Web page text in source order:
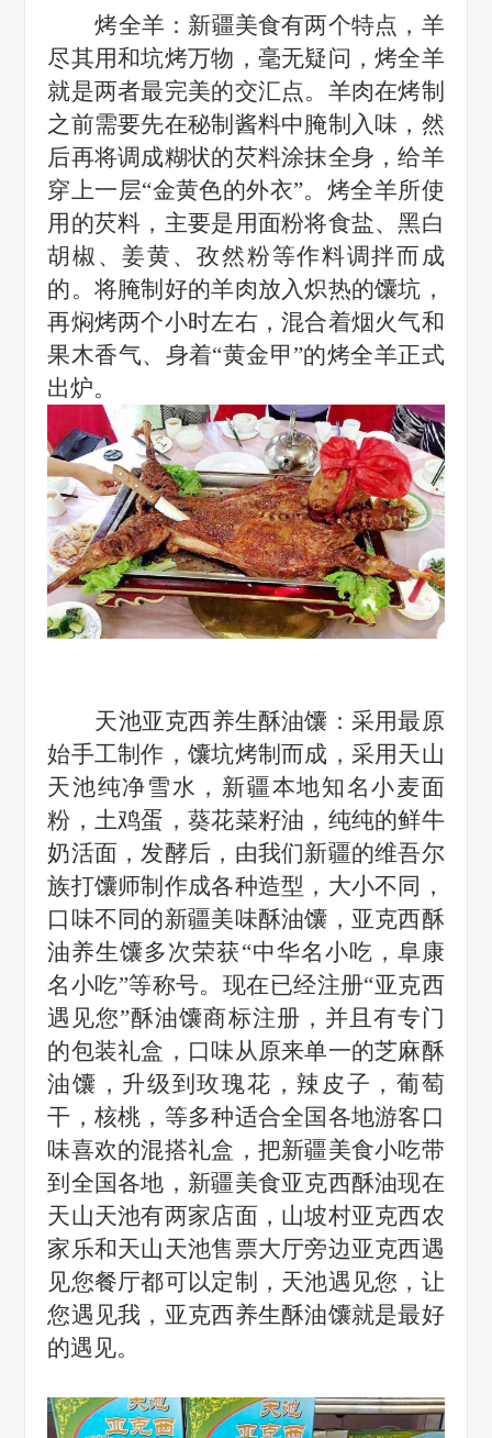
烤全羊： 新疆美食有两个特点，羊
尽其用和坑烤万物，毫无疑问，烤全羊
就是两者最完美的交汇点。羊肉在烤制
之前需要先在秘制酱料中腌制入味，然
后再将调成糊状的芡料涂抹全身，给羊
穿上一层“金黄色的外衣”。烤全羊所使
用的芡料，主要是用面粉将食盐、黑白
胡椒、姜黄、孜然粉等作料调拌而成
的。将腌制好的羊肉放入炽热的馕坑，
再焖烤两个小时左右，混合着烟火气和
果木香气、身着“黄金甲”的烤全羊正式
出炉。
天池亚克西养生酥油馕： 采用最原
始手工制作，馕坑烤制而成，采用天山
天池纯净雪水，新疆本地知名小麦面
粉，土鸡蛋，葵花菜籽油，纯纯的鲜牛
奶活面，发酵后，由我们新疆的维吾尔
族打馕师制作成各种造型，大小不同，
口味不同的新疆美味酥油馕，亚克西酥
油养生馕多次荣获“中华名小吃，阜康
名小吃”等称号。 现在已经注册“亚克西
遇见您”酥油馕商标注册，并且有专门
的包装礼盒，口味从原来单一的芝麻酥
油馕，升级到玫瑰花，辣皮子，葡萄
干，核桃，等多种适合全国各地游客口
味喜欢的混搭礼盒，把新疆美食小吃带
到全国各地，新疆美食亚克西酥油现在
天山天池有两家店面，山坡村亚克西农
家乐和天山天池售票大厅旁边亚克西遇
见您餐厅都可以定制，天池遇见您，让
您遇见我，亚克西养生酥油馕就是最好
的遇见。